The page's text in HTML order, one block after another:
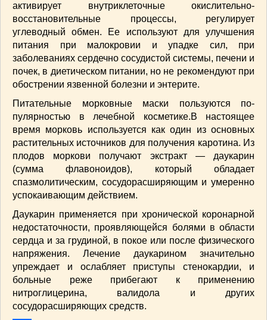
СЕМЬЯ(107)
ДОМ и ДАЧА(140)
ВАШИ РЕЦЕПТЫ
ДЕТСКОЕ МЕНЮ(1)
ЛАЙФХАК(23)
МОДА(102)
РЕМОНТ (28)
японская кухня
(1)
активирует внутриклеточные окислительно-
восстановительные процессы, регулирует
углеводный обмен. Ее используют для улучше­ния
питания при малокровии и упадке сил, при
заболеваниях сердечно сосудистой системы, пе­чени и
почек, в диетическом питании, но не ре­комендуют при
обострении язвенной болезни и энтерите.
Питательные морковные маски пользуются по­
пулярностью в лечебной косметике.В настоящее
время морковь используется как один из основных
растительных источников для получения каротина. Из
плодов моркови полу­чают экстракт — даукарин
(сумма флавоноидов), который обладает
спазмолитическим, сосу­дорасширяющим и умеренно
успокаивающим действием.
Даукарин применяется при хрони­ческой коронарной
недостаточности, проявляю­щейся болями в области
сердца и за грудиной, в покое или после физического
напряжения. Лечение даукарином значительно
упреждает и ос­лабляет приступы стенокардии, и
больные ре­же прибегают к применению
нитроглицерина, валидола и других
сосудорасширяющих средств.